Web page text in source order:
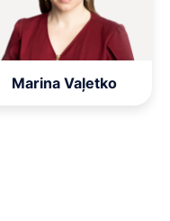
Marina Vaļetko